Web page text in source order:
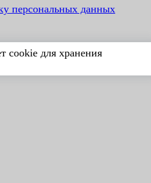
персональных данных
cookie для хранения